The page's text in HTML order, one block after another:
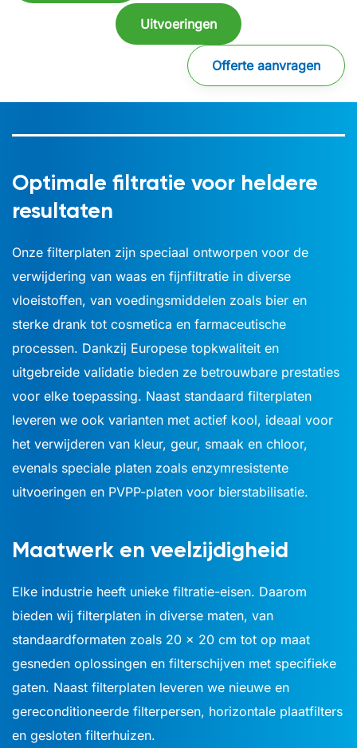
Uitvoeringen
Offerte aanvragen
Optimale filtratie voor heldere
resultaten
Onze filterplaten zijn speciaal ontworpen voor de
verwijdering van waas en fijnfiltratie in diverse
vloeistoffen, van voedingsmiddelen zoals bier en
sterke drank tot cosmetica en farmaceutische
processen. Dankzij Europese topkwaliteit en
uitgebreide validatie bieden ze betrouwbare prestaties
voor elke toepassing. Naast standaard filterplaten
leveren we ook varianten met actief kool, ideaal voor
het verwijderen van kleur, geur, smaak en chloor,
evenals speciale platen zoals enzymresistente
uitvoeringen en PVPP-platen voor bierstabilisatie.
Maatwerk en veelzijdigheid
Elke industrie heeft unieke filtratie-eisen. Daarom
bieden wij filterplaten in diverse maten, van
standaardformaten zoals 20 x 20 cm tot op maat
gesneden oplossingen en filterschijven met specifieke
gaten. Naast filterplaten leveren we nieuwe en
gereconditioneerde filterpersen, horizontale plaatfilters
en gesloten filterhuizen.